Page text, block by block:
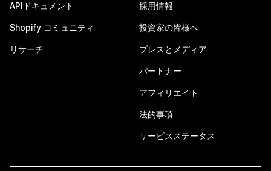
APIドキュメント
Shopify コミュニティ
リサーチ
採用情報
投資家の皆様へ
プレスとメディア
パートナー
アフィリエイト
法的事項
サービスステータス